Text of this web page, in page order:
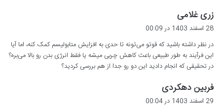
زری غلامی
:
28 اسفند 1403 در 00:09
در نظر داشته باشید که قوتو می‌تونه تا حدی به افزایش متابولیسم کمک کنه، اما آیا
این فرآیند به طور طبیعی باعث کاهش چربی میشه یا فقط انرژی بدن رو بالا می‌بره؟
در تحقیقی که انجام دادید این دو رو جدا از هم بررسی کردید؟
فربین دهکردی
ف
29 اسفند 1403 در 00:04